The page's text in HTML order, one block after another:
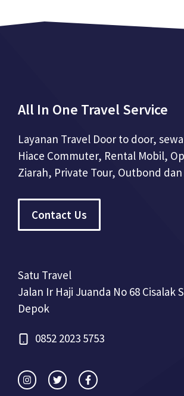
All In One Travel Service
Layanan Travel Door to door,
Hiace Commuter, Rental Mobil,
Ziarah, Private Tour, Outbond
Contact Us
Satu Travel
Jalan Ir Haji Juanda No 68 Cisalak
Depok
0852 2023 5753